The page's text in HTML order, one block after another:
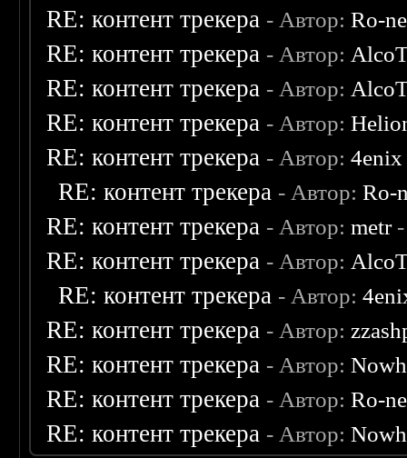
RE: контент трекера - Автор:Ro-
RE: контент трекера - Автор:
RE: контент трекера - Автор:
RE: контент трекера - Автор:
RE: контент трекера - Автор:4enix
RE: контент трекера - Автор:Ro-
RE: контент трекера - Автор:metr-
RE: контент трекера - Автор:
RE: контент трекера - Автор:
RE: контент трекера - Автор:
RE: контент трекера - Автор:
RE: контент трекера - Автор:Ro-
RE: контент трекера - Автор: